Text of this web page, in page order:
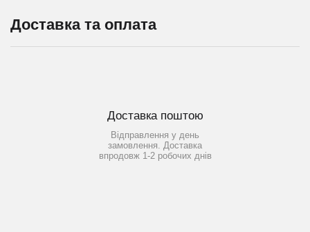
Доставка та оплата
Доставка поштою
Відправлення у день
замовлення. Доставка
впродовж 1-2 робочих днів